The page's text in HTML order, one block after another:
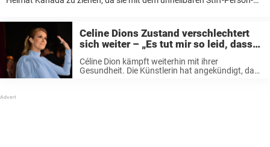
Celine Dions Zustand verschlechtert
sich weiter – „Es tut mir so leid, dass
ich euch alle enttäuschen muss…“
Céline Dion kämpft weiterhin mit ihrer
Gesundheit. Die Künstlerin hat angekündigt, dass